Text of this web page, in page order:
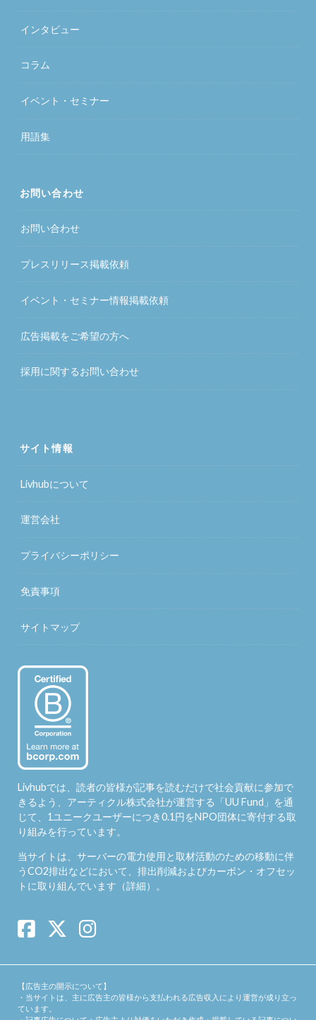
インタビュー
コラム
イベント・セミナー
用語集
お問い合わせ
お問い合わせ
プレスリリース掲載依頼
イベント・セミナー情報掲載依頼
広告掲載をご希望の方へ
採用に関するお問い合わせ
サイト情報
Livhubについて
運営会社
プライバシーポリシー
免責事項
サイトマップ
Livhubでは、読者の皆様が記事を読むだけで社会貢献に参加で
きるよう、アーティクル株式会社が運営する「UU Fund 」を通
じて、1ユニークユーザーにつき0.1円をNPO団体に寄付する取
り組みを行っています。
当サイトは、サーバーの電力使用と取材活動のための移動に伴
うCO2排出などにおいて、排出削減およびカーボン・オフセッ
トに取り組んでいます（詳細）。
【広告主の開示について】
・当サイトは、主に広告主の皆様から支払われる広告収入により運営が成り立っ
ています。